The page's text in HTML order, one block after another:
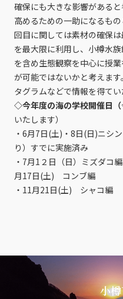
確保にも大きな影響がある
高めるための一助になるも
回目に関しては素材の確保
を最大限に利用し、小樽水
を含め生態観察を中心に授
が可能ではないかと考えま
タグラムなどで情報を得てい
◇今年度の海の学校開催日（
いたします）
・6月7日(土)・8日(日)ニシ
り）すでに実施済み
・7月1２日（日）ミズ
月17日(土) コンブ編
・11月21日(土) シャコ編
小